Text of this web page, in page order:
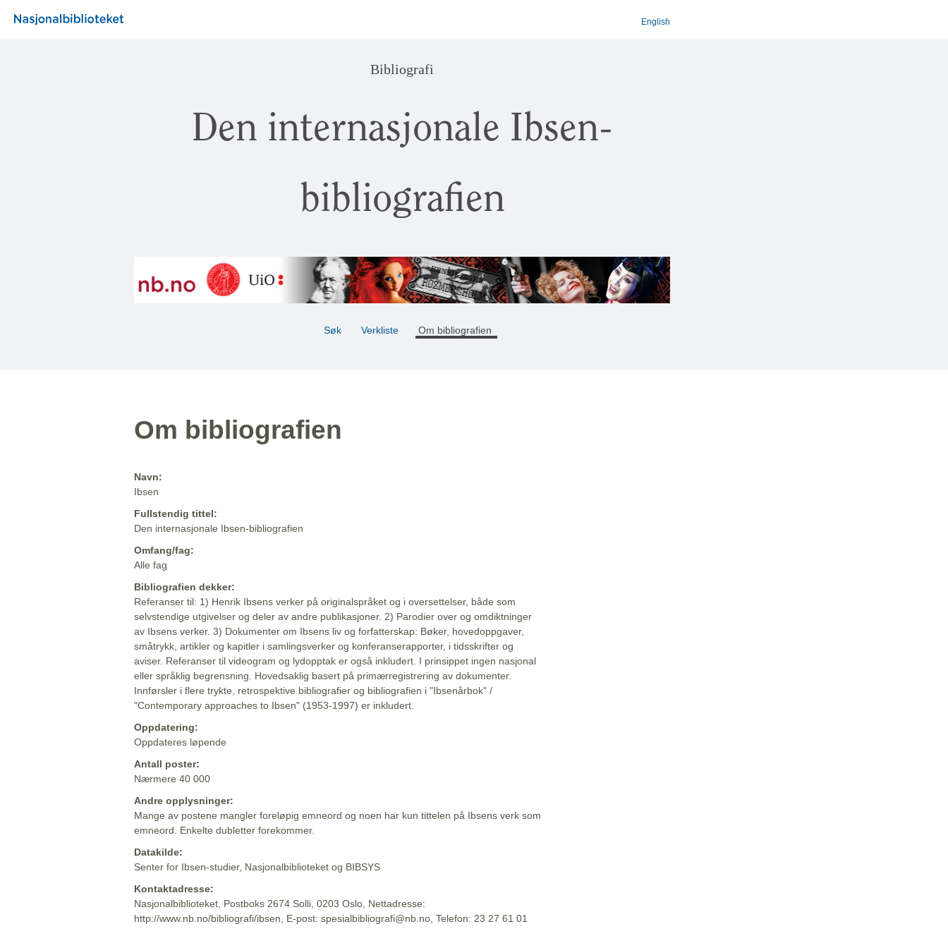
English
Bibliografi
Den internasjonale Ibsen-
bibliografien
Søk Verkliste Om bibliografien
Om bibliografien
Navn:
Ibsen
Fullstendig tittel:
Den internasjonale Ibsen-bibliografien
Omfang/fag:
Alle fag
Bibliografien dekker:
Referanser til: 1) Henrik Ibsens verker på originalspråket og i oversettelser, både som
selvstendige utgivelser og deler av andre publikasjoner. 2) Parodier over og omdiktninger
av Ibsens verker. 3) Dokumenter om Ibsens liv og forfatterskap: Bøker, hovedoppgaver,
småtrykk, artikler og kapitler i samlingsverker og konferanserapporter, i tidsskrifter og
aviser. Referanser til videogram og lydopptak er også inkludert. I prinsippet ingen nasjonal
eller språklig begrensning. Hovedsaklig basert på primærregistrering av dokumenter.
Innførsler i flere trykte, retrospektive bibliografier og bibliografien i "Ibsenårbok" /
"Contemporary approaches to Ibsen" (1953-1997) er inkludert.
Oppdatering:
Oppdateres løpende
Antall poster:
Nærmere 40 000
Andre opplysninger:
Mange av postene mangler foreløpig emneord og noen har kun tittelen på Ibsens verk som
emneord. Enkelte dubletter forekommer.
Datakilde:
Senter for Ibsen-studier, Nasjonalbiblioteket og BIBSYS
Kontaktadresse:
Nasjonalbiblioteket, Postboks 2674 Solli, 0203 Oslo, Nettadresse:
http://www.nb.no/bibliografi/ibsen, E-post: spesialbibliografi@nb.no, Telefon: 23 27 61 01